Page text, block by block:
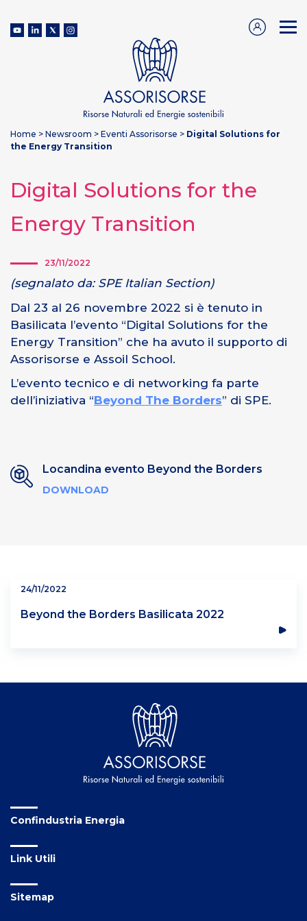
Home > Newsroom > Eventi Assorisorse > Digital Solutions for
the Energy Transition
Digital Solutions for the
Energy Transition
23/11/2022
(segnalato da: SPE Italian Section)
Dal 23 al 26 novembre 2022 si è tenuto in
Basilicata l’evento “Digital Solutions for the
Energy Transition” che ha avuto il supporto di
Assorisorse e Assoil School.
L’evento tecnico e di networking fa parte
dell’iniziativa “Beyond The Borders” di SPE.
Locandina evento Beyond the Borders
DOWNLOAD
Beyond the Borders Basilicata 2022
24/11/2022
Confindustria Energia
Link Utili
Sitemap